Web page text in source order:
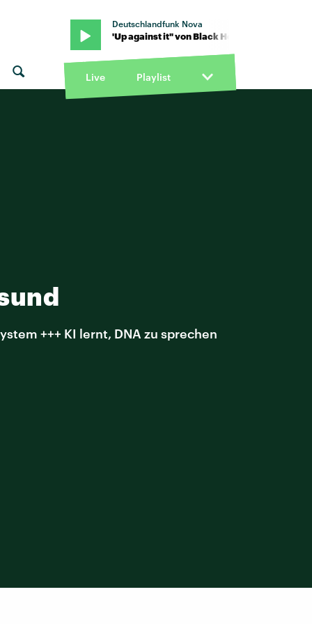
Deutschlandfunk Nova
Honey · "Up against it" von Black Honey · "Up against it" von
Live Playlist
+++ KI lernt, DNA zu sprechen